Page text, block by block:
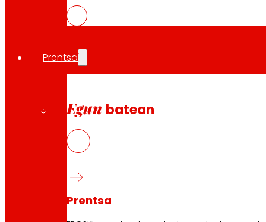
Prentsa
Egun batean
Prentsa